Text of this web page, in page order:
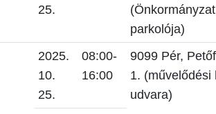
25.
parkolója)
2025.
10.
25.
08:00-
16:00
9099 Pér,
1. (művelődési
udvara)